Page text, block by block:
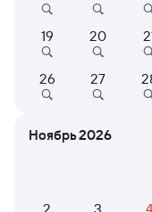
Онлайн-
Выбор
Подробные
покупке
19 20
26 27
Ноябрь 2026